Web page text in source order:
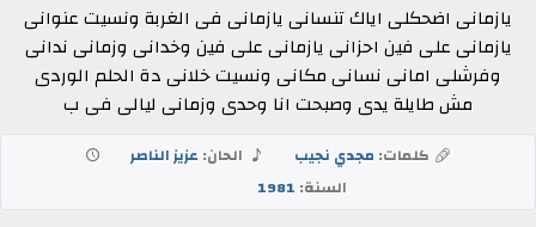
يازمانى اضحكلى اياك تنسانى يازمانى فى الغربة ونسيت عنوانى
يازمانى على فين احزانى يازمانى على فين وخدانى وزمانى ندانى
وفرشلى امانى نسانى مكانى ونسيت خلانى دة الحلم الوردى
مش طايلة يدى وصبحت انا وحدى وزمانى ليالى فى ب
كلمات: مجدي نجيب الحان: عزيز الناصر
السنة: 1981